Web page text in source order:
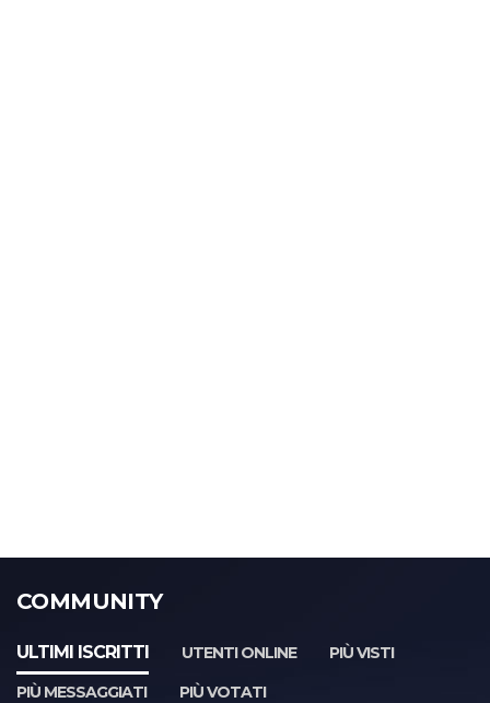
COMMUNITY
ULTIMI ISCRITTI UTENTI ONLINE
PIÙ VISTI
PIÙ MESSAGGIATI
PIÙ VOTATI